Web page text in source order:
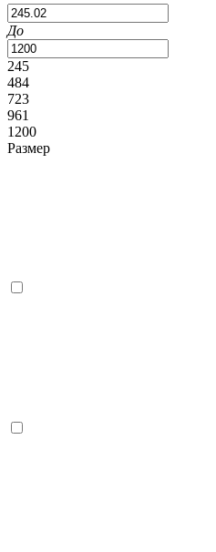
До
245
484
723
961
1200
Размер